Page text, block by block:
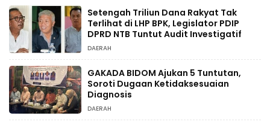
Setengah Triliun Dana Rakyat Tak
Terlihat di LHP BPK, Legislator PDIP
DPRD NTB Tuntut Audit Investigatif
DAERAH
GAKADA BIDOM Ajukan 5 Tuntutan,
Soroti Dugaan Ketidaksesuaian
Diagnosis
DAERAH